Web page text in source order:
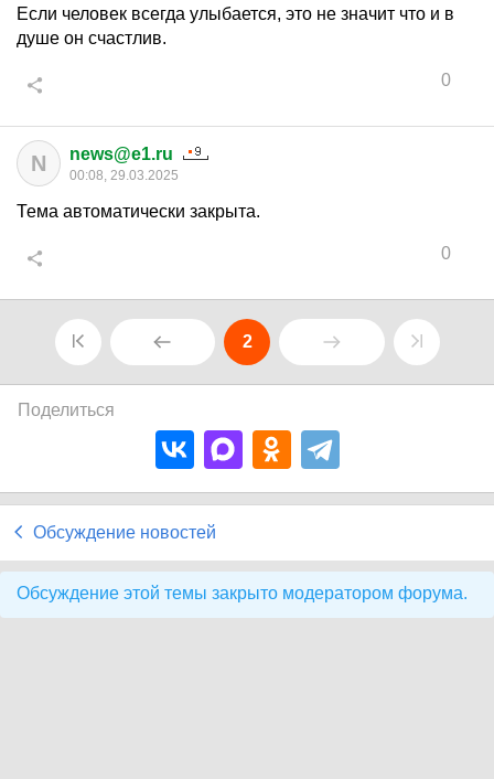
Если человек всегда улыбается, это не значит что и в
душе он счастлив.
0
N news@e1.ru
00:08, 29.03.2025
Тема автоматически закрыта.
0
2
Поделиться
Обсуждение новостей
Обсуждение этой темы закрыто модератором форума.